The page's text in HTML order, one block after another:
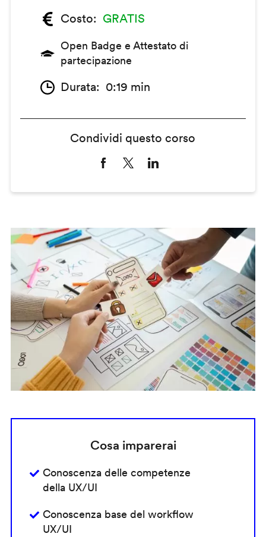
Costo
GRATIS
Open Badge e Attestato di
partecipazione
Durata 0:19 min
Condividi questo corso
Cosa imparerai
Conoscenza delle competenze
della UX/UI
Conoscenza base del workflow
UX/UI